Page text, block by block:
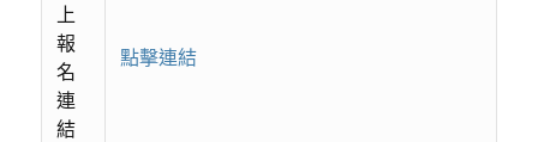
上
報
名
連
結
點擊連結